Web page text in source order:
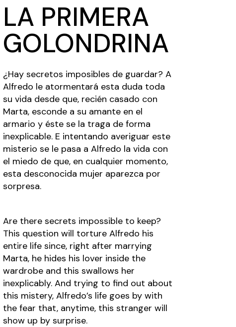
LA PRIMERA
GOLONDRINA
¿Hay secretos imposibles de guardar? A
Alfredo le atormentará esta duda toda
su vida desde que, recién casado con
Marta, esconde a su amante en el
armario y éste se la traga de forma
inexplicable. E intentando averiguar este
misterio se le pasa a Alfredo la vida con
el miedo de que, en cualquier momento,
esta desconocida mujer aparezca por
sorpresa.
Are there secrets impossible to keep?
This question will torture Alfredo his
entire life since, right after marrying
Marta, he hides his lover inside the
wardrobe and this swallows her
inexplicably. And trying to find out about
this mistery, Alfredo’s life goes by with
the fear that, anytime, this stranger will
show up by surprise.